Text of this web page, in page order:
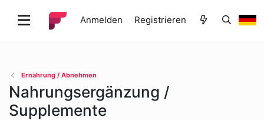
Anmelden Registrieren
Ernährung / Abnehmen
Nahrungsergänzung /
Supplemente